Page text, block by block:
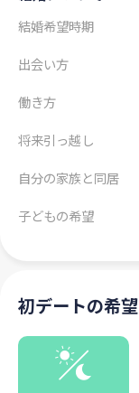
結婚希望時期
出会い方
働き方
将来引っ越し
自分の家族と同居
子どもの希望
初デートの希望